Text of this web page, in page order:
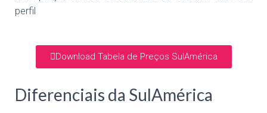
perfil
Download Tabela de Preços SulAmérica
Diferenciais da SulAmérica